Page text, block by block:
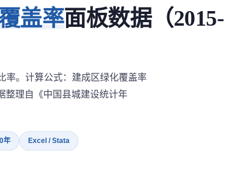
盖率面板数据（2015-
率。计算公式：建成区绿化覆盖率
整理自《中国县城建设统计年
年 Excel / Stata